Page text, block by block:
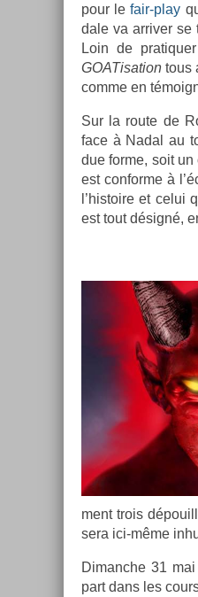
pour lefair-play
dale va ar­riv­er se
Loin de
GOATisa­tion tous
comme en
Sur la route de
face à Nadal au
due forme, soit
est con­for­me à
l’his­toire et celui
est tout désigné,
ment trois
sera ici-même
Di­manche 31
part dans les